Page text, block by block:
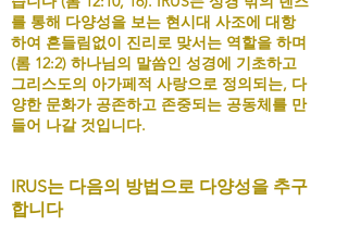
를 통해 다양성을 보는 현시대 사조에 대항
하여 흔들림없이 진리로 맞서는 역할을 하며
(롬 12:2) 하나님의 말씀인 성경에 기초하고
그리스도의 아가페적 사랑으로 정의되는, 다
양한 문화가 공존하고 존중되는 공동체를 만
들어 나갈 것입니다.
IRUS는 다음의 방법으로 다양성을 추구
합니다